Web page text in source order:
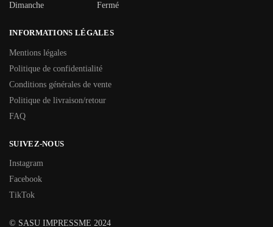
Dimanche
Fermé
INFORMATIONS LÉGALES
Mentions légales
Politique de confidentialité
Conditions générales de vente
Politique de livraison/retour
FAQ
SUIVEZ-NOUS
Instagram
Facebook
TikTok
© SASU IMPRESSME 2024